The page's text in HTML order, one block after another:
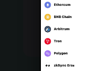
Português (Portugal)
Bahasa Indonesia